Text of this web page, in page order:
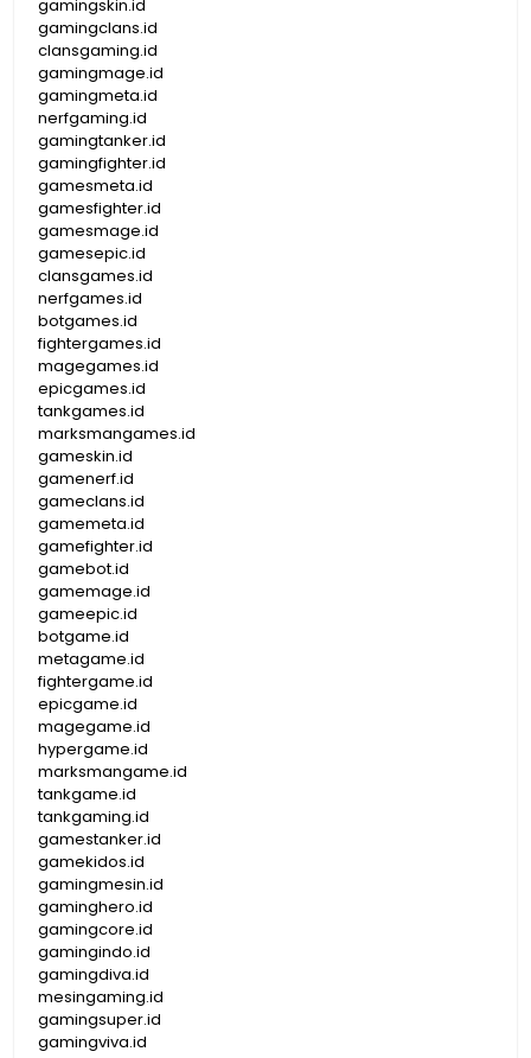
gamingskin.id
gamingclans.id
clansgaming.id
gamingmage.id
gamingmeta.id
nerfgaming.id
gamingtanker.id
gamingfighter.id
gamesmeta.id
gamesfighter.id
gamesmage.id
gamesepic.id
clansgames.id
nerfgames.id
botgames.id
fightergames.id
magegames.id
epicgames.id
tankgames.id
marksmangames.id
gameskin.id
gamenerf.id
gameclans.id
gamemeta.id
gamefighter.id
gamebot.id
gamemage.id
gameepic.id
botgame.id
metagame.id
fightergame.id
epicgame.id
magegame.id
hypergame.id
marksmangame.id
tankgame.id
tankgaming.id
gamestanker.id
gamekidos.id
gamingmesin.id
gaminghero.id
gamingcore.id
gamingindo.id
gamingdiva.id
mesingaming.id
gamingsuper.id
gamingviva.id